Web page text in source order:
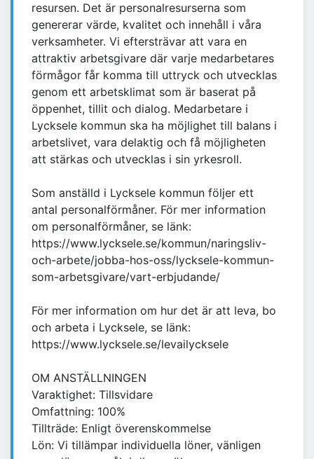
resursen. Det är personalresurserna som
genererar värde, kvalitet och innehåll i våra
verksamheter. Vi eftersträvar att vara en
attraktiv arbetsgivare där varje medarbetares
förmågor får komma till uttryck och utvecklas
genom ett arbetsklimat som är baserat på
öppenhet, tillit och dialog. Medarbetare i
Lycksele kommun ska ha möjlighet till balans i
arbetslivet, vara delaktig och få möjligheten
att stärkas och utvecklas i sin yrkesroll.
Som anställd i Lycksele kommun följer ett
antal personalförmåner. För mer information
om personalförmåner, se länk:
https://www.lycksele.se/kommun/naringsliv-
och-arbete/jobba-hos-oss/lycksele-kommun-
som-arbetsgivare/vart-erbjudande/
För mer information om hur det är att leva, bo
och arbeta i Lycksele, se länk:
https://www.lycksele.se/levailycksele
OM ANSTÄLLNINGEN
Varaktighet: Tillsvidare
Omfattning: 100%
Tillträde: Enligt överenskommelse
Lön: Vi tillämpar individuella löner, vänligen